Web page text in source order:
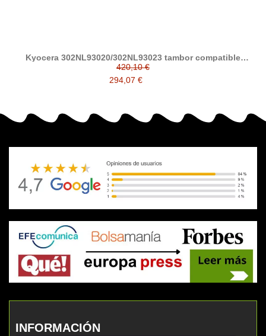
Kyocera 302NL93020/302NL93023 tambor compatible
DK7105
420,10 €
294,07 €
INFORMACIÓN